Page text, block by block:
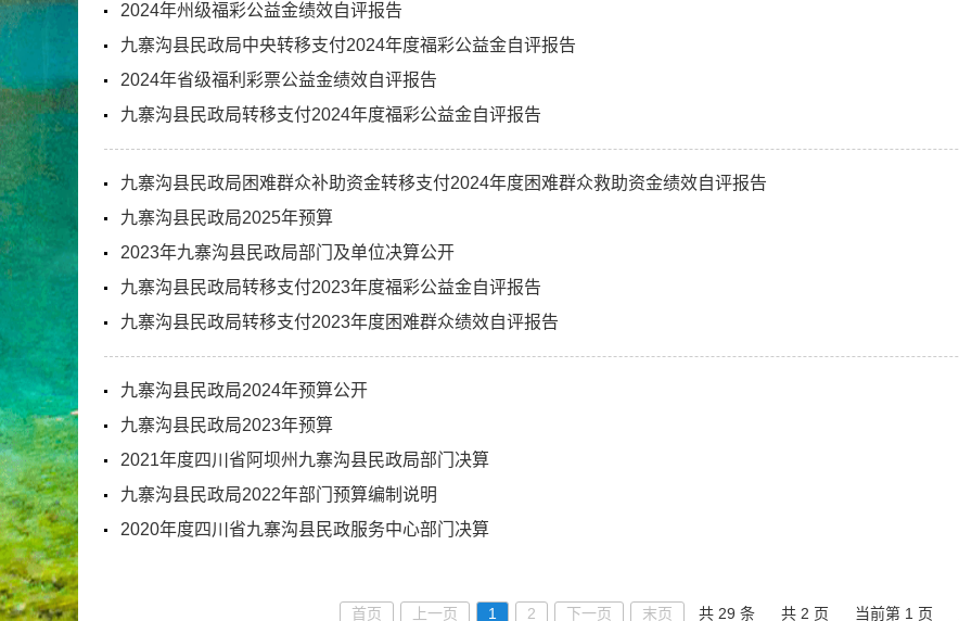
2024年州级福彩公益金绩效自评报告
九寨沟县民政局中央转移支付2024年度福彩公益金自评报告
2024年省级福利彩票公益金绩效自评报告
九寨沟县民政局转移支付2024年度福彩公益金自评报告
九寨沟县民政局困难群众补助资金转移支付2024年度困难群众救助资金绩效自评报告
九寨沟县民政局2025年预算
2023年九寨沟县民政局部门及单位决算公开
九寨沟县民政局转移支付2023年度福彩公益金自评报告
九寨沟县民政局转移支付2023年度困难群众绩效自评报告
九寨沟县民政局2024年预算公开
九寨沟县民政局2023年预算
2021年度四川省阿坝州九寨沟县民政局部门决算
九寨沟县民政局2022年部门预算编制说明
2020年度四川省九寨沟县民政服务中心部门决算
首页 上一页 1 2 下一页 末页 共 29 条 共 2 页 当前第 1 页